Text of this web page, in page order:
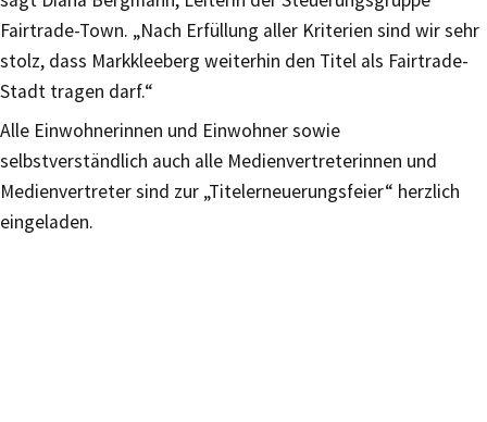
Fairtrade-Town. „Nach Erfüllung aller Kriterien sind wir sehr
stolz, dass Markkleeberg weiterhin den Titel als Fairtrade-
Stadt tragen darf.“
Alle Einwohnerinnen und Einwohner sowie
selbstverständlich auch alle Medienvertreterinnen und
Medienvertreter sind zur „Titelerneuerungsfeier“ herzlich
eingeladen.